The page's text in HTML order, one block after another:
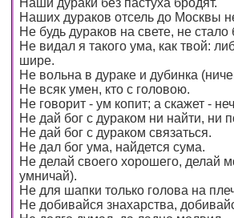
Наши дураки без пастуха бродят.
Наших дураков отсель до Москвы
Не будь дураков на свете, не стало
Не видал я такого ума, как твой:
шире.
Не вольна в дураке и дубинка
Не всяк умен, кто с головою.
Не говорит - ум копит; а скажет -
Не дай бог с дураком ни найти, ни
Не дай бог с дураком связаться.
Не дал бог ума, найдется сума.
Не делай своего хорошего, делай
умничай).
Не для шапки только голова на
Не добивайся знахарства,